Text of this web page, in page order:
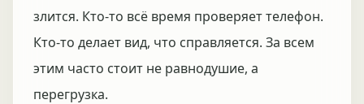
злится. Кто-то всё время проверяет телефон.
Кто-то делает вид, что справляется. За всем
этим часто стоит не равнодушие, а
перегрузка.